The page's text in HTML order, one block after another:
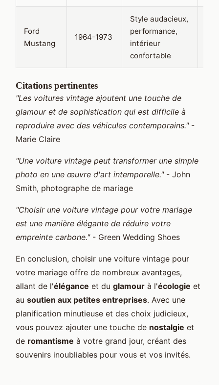
Ford
Mustang
1964-1973
Style audacieux,
performance,
intérieur
confortable
Citations pertinentes
"Les voitures vintage ajoutent une touche de
glamour et de sophistication qui est difficile à
reproduire avec des véhicules contemporains."-
Marie Claire
"Une voiture vintage peut transformer une simple
photo en une œuvre d'art intemporelle."- John
Smith, photographe de mariage
"Choisir une voiture vintage pour votre mariage
est une manière élégante de réduire votre
empreinte carbone."- Green Wedding Shoes
En conclusion, choisir une voiture vintage pour
votre mariage offre de nombreux avantages,
allant de l'élégance et du glamour à l'écologie et
au soutien aux petites entreprises. Avec une
planification minutieuse et des choix judicieux,
vous pouvez ajouter une touche de nostalgie et
de romantisme à votre grand jour, créant des
souvenirs inoubliables pour vous et vos invités.